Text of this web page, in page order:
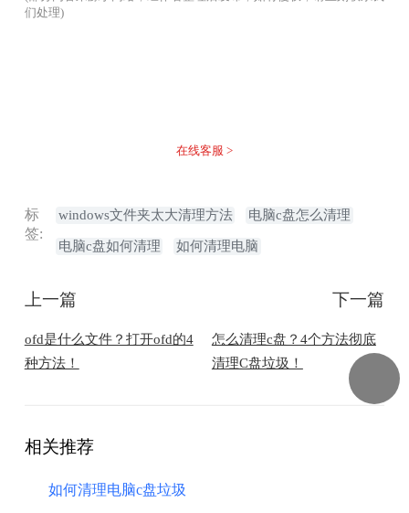
们处理)
在线客服 >
标
签:
windows文件夹太大清理方法 电脑c盘怎么清理
电脑c盘如何清理 如何清理电脑
上一篇
ofd是什么文件？打开ofd的4
种方法！
下一篇
怎么清理c盘？4个方法彻底
清理C盘垃圾！
相关推荐
如何清理电脑c盘垃圾